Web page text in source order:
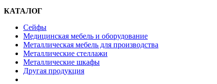
КАТАЛОГ
Сейфы
Медицинская мебель и оборудование
Металлическая мебель для производства
Металлические стеллажи
Металлические шкафы
Другая продукция